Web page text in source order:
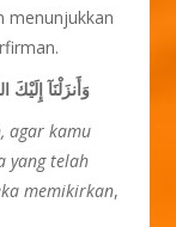
menunjukkan
وَأَنزَلْنَآ
agar kamu
yang telah
memikirkan,